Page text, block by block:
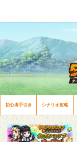
初心者手引き シナリオ攻略